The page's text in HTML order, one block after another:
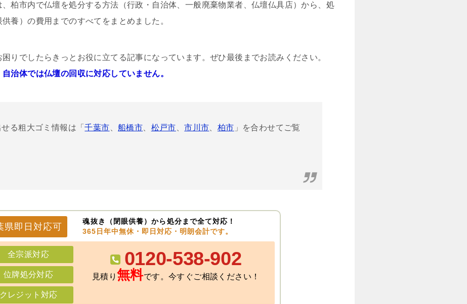
柏市内で仏壇を処分する方法（行政・自治体、一般廃棄物業者、仏壇仏具店）から、処
養）の費用までのすべてをまとめました。
りでしたらきっとお役に立てる記事になっています。ぜひ最後までお読みください。
治体では仏壇の回収に対応していません。
る粗大ゴミ情報は「千葉市 、船橋市 松戸市 、市川市 柏市 」を合わせてご覧
県即日 対応可
魂抜き（閉眼供養）から処分まで全て対応！
365日年中無休・即日対応・明朗会計です。
全宗派対応
位牌処分対応
クレジット対応
0120-538-902
見積り 無料です。今すぐご相談ください！